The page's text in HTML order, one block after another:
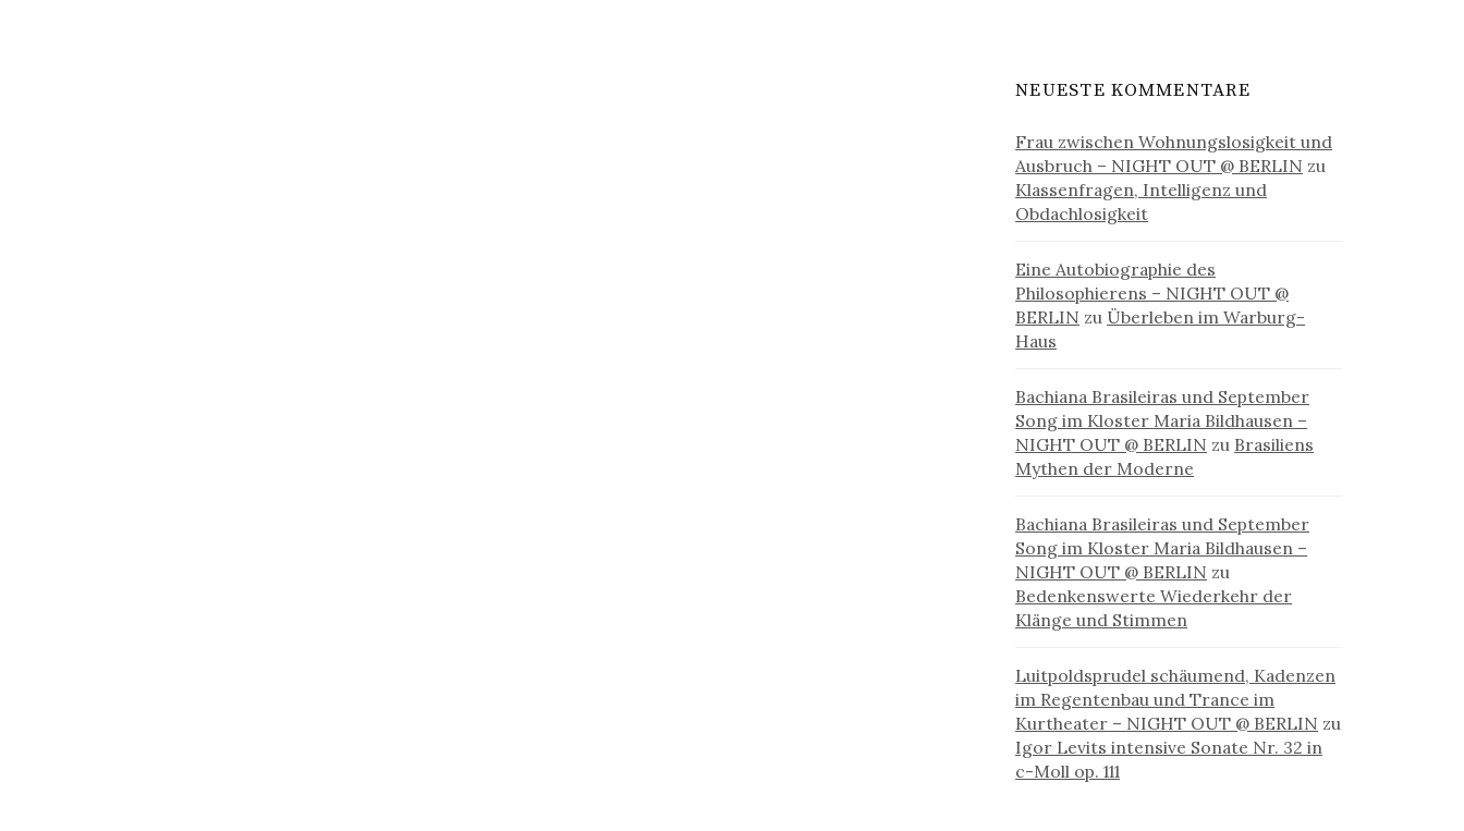
NEUESTE KOMMENTARE
Frau zwischen Wohnungslosigkeit und
Ausbruch – NIGHT OUT @ BERLIN zu
Klassenfragen, Intelligenz und
Obdachlosigkeit
Eine Autobiographie des
Philosophierens – NIGHT OUT @
BERLIN zu Überleben im Warburg-
Haus
Bachiana Brasileiras und September
Song im Kloster Maria Bildhausen –
NIGHT OUT @ BERLIN zu Brasiliens
Mythen der Moderne
Bachiana Brasileiras und September
Song im Kloster Maria Bildhausen –
NIGHT OUT @ BERLIN zu
Bedenkenswerte Wiederkehr der
Klänge und Stimmen
Luitpoldsprudel schäumend, Kadenzen
im Regentenbau und Trance im
Kurtheater – NIGHT OUT @ BERLIN zu
Igor Levits intensive Sonate Nr. 32 in
c-Moll op. 111